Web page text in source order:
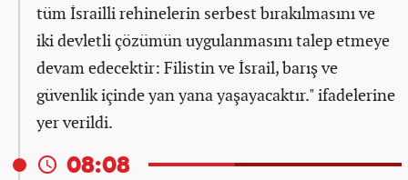
tüm İsrailli rehinelerin serbest bırakılmasını ve
iki devletli çözümün uygulanmasını talep etmeye
devam edecektir: Filistin ve İsrail, barış ve
güvenlik içinde yan yana yaşayacaktır." ifadelerine
yer verildi.
08:08